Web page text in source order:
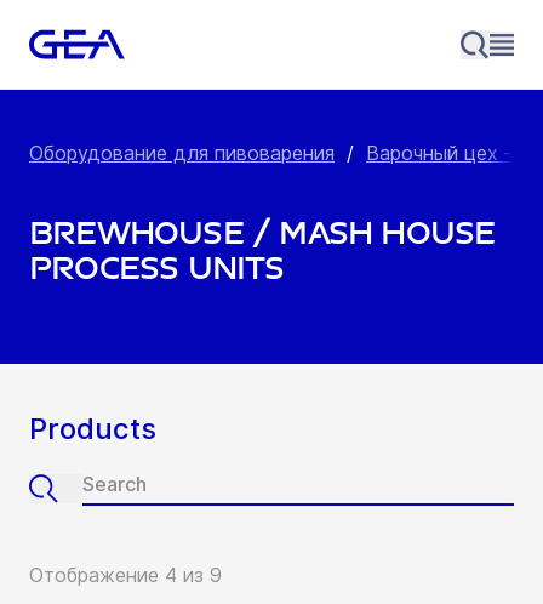
Оборудование для пивоварения / Варочный цех –
Brewhouse / Mash House
Process Units
Products
Отображение 4 из 9